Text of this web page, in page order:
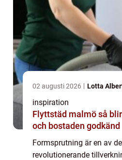
02 augusti 2026 Lotta
inspiration
Flyttstäd malmö så blir flytten enklare
och bostaden godkänd
Formsprutning är en av
revolutionerande